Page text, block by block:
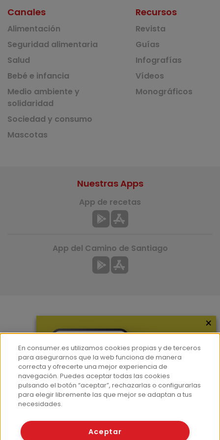
Canales
Alimentación
Seguridad alimentaria
Salud
Bebé e infancia
Medio ambiente y
solidaridad
Sociedad y consumo
Mascotas
Recursos
Revista
Guías
Infografías
Vídeos
Monográficos
Hemeroteca
Contacto
Prensa
Corpus Lingüístico Consumer
Nuestras Apps
App de recetas
App del Camino de Santiago
© Fundación EROSKI
×
En consumer.es utilizamos cookies propias y de terceros
para asegurarnos que la web funciona de manera
correcta y ofrecerte una mejor experiencia de
navegación. Puedes aceptar todas las cookies
pulsando el botón “aceptar”, rechazarlas o configurarlas
para elegir libremente las que mejor se adaptan a tus
necesidades.
Aceptar